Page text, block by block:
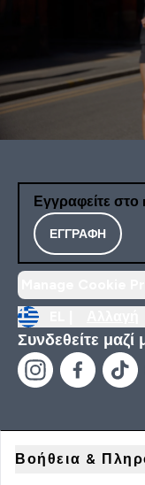
Εγγραφείτε
ΕΓΓΡΑΦΉ
Συνδεθείτε μαζί
Βοήθεια &